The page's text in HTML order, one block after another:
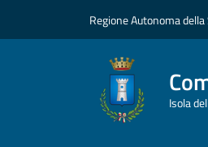
Regione Autonoma
Isola